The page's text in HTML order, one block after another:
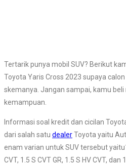
Tertarik punya mobil SUV? Berikut
Toyota Yaris Cross 2023 supaya
skemanya. Jangan sampai, kamu
kemampuan.
Informasi soal kredit dan cicilan
dari salah satu dealerToyota yaitu
enam varian untuk SUV tersebut
CVT, 1.5 S CVT GR, 1.5 S HV CVT, dan